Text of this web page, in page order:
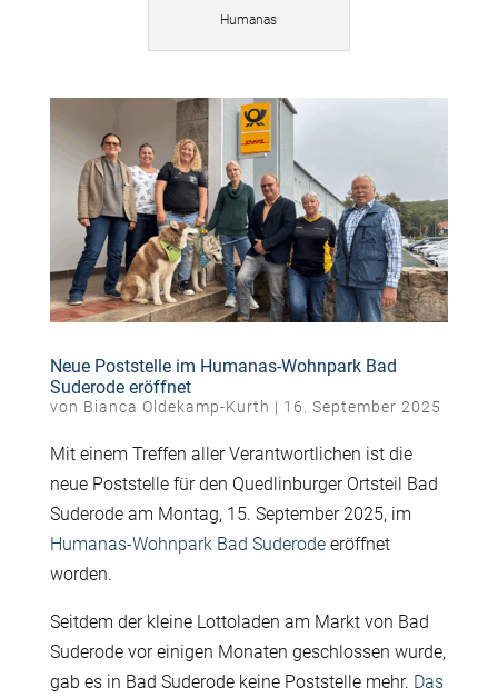
Humanas
Neue Poststelle im Humanas-Wohnpark Bad
Suderode eröffnet
von Bianca Oldekamp-Kurth | 16. September 2025
Mit einem Treffen aller Verantwortlichen ist die
neue Poststelle für den Quedlinburger Ortsteil Bad
Suderode am Montag, 15. September 2025, im
Humanas-Wohnpark Bad Suderodeeröffnet
worden.
Seitdem der kleine Lottoladen am Markt von Bad
Suderode vor einigen Monaten geschlossen wurde,
gab es in Bad Suderode keine Poststelle mehr. Das